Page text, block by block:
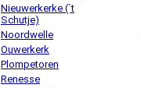
Nieuwerkerke (`t
Schutje)
Noordwelle
Ouwerkerk
Plompetoren
Renesse